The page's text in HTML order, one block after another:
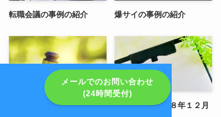
メールでのお問い合わせ
(24時間受付)
転職会議の事例の紹介 爆サイの事例の紹介
名誉毀損に基づく損害賠償
メルマガ２０１８年１２月